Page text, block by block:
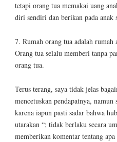
tetapi orang tua memakai uang
diri sendiri dan berikan pada anak
7. Rumah orang tua adalah
Orang tua selalu memberi tanpa
orang tua.
Terus terang, saya tidak jelas
mencetuskan pendapatnya,
karena iapun pasti sadar bahwa
utarakan “; tidak berlaku secara
memberikan komentar tentang